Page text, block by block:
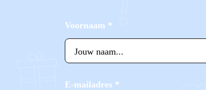
Voornaam *
E-mailadres *